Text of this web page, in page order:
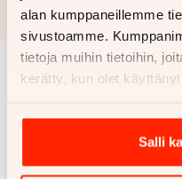
alan kumppaneillemme
sivustoamme.
tietoja muihin tietoihin,
kerätty, kun olet käyttänyt
Salli